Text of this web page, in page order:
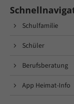
Schulfamilie
Schüler
Berufsberatung
App Heimat-Info